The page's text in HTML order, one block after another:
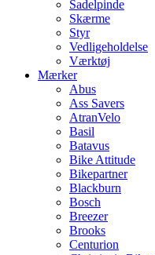
Sadelpinde
Skærme
Styr
Vedligeholdelse
Værktøj
Mærker
Abus
Ass Savers
AtranVelo
Basil
Batavus
Bike Attitude
Bikepartner
Blackburn
Bosch
Breezer
Brooks
Centurion